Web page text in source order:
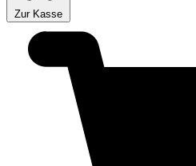
Zur Kasse